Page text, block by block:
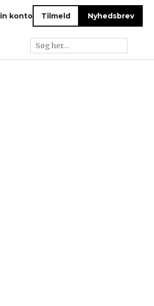
konto Tilmeld Nyhedsbrev